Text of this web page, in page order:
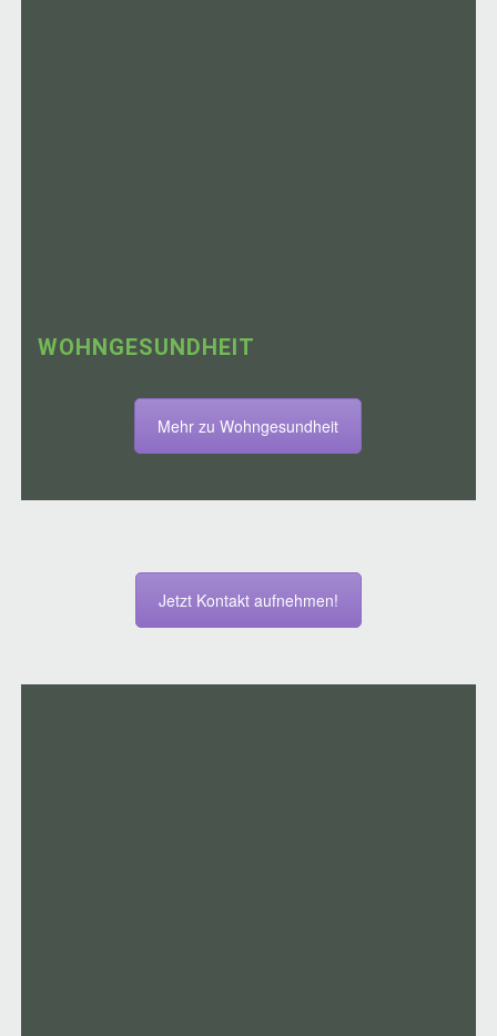
WOHNGESUNDHEIT
Mehr zu Wohngesundheit
Jetzt Kontakt aufnehmen!